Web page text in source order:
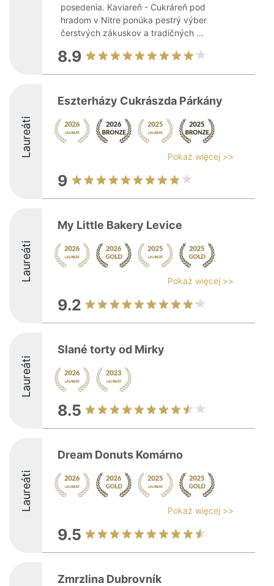
posedenia. Kaviareň - Cukráreň pod
hradom v Nitre ponúka pestrý výber
čerstvých zákuskov a tradičných ...
8.9
Laureáti
Eszterházy Cukrászda Párkány
Pokaż więcej >>
9
Laureáti
My Little Bakery Levice
Pokaż więcej >>
9.2
Laureáti
Slané torty od Mirky
8.5
Laureáti
Dream Donuts Komárno
Pokaż więcej >>
9.5
Zmrzlina Dubrovník